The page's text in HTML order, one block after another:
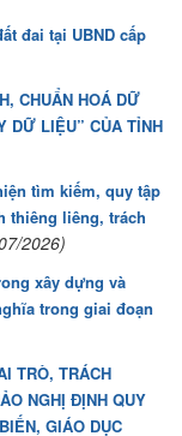
đai tại UBND cấp
CHUẨN HOÁ DỮ
DỮ LIỆU” CỦA TỈNH
tìm kiếm, quy tập
thiêng liêng, trách
2026)
xây dựng và
trong giai đoạn
TRÒ, TRÁCH
NGHỊ ĐỊNH QUY
GIÁO DỤC